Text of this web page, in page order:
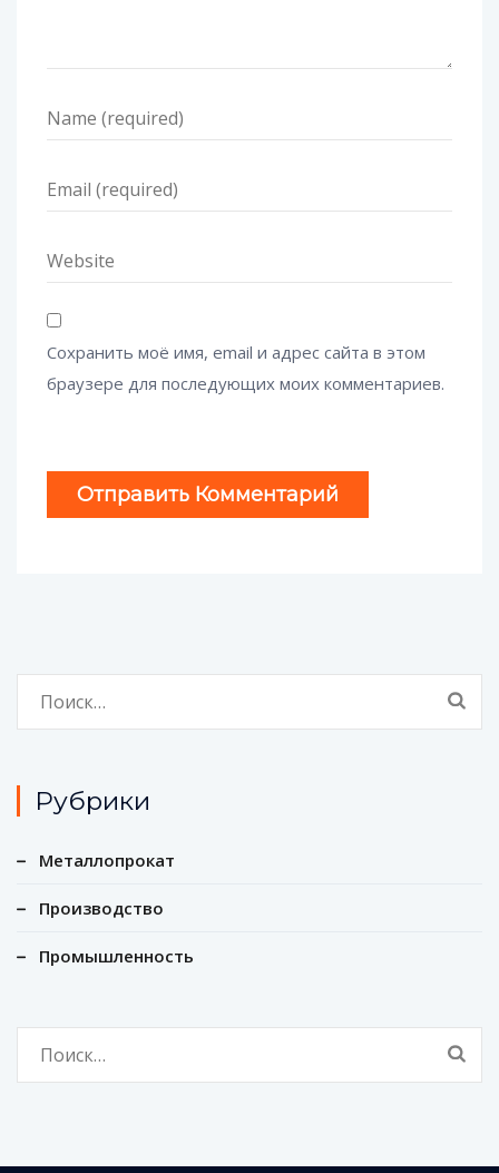
Сохранить моё имя, email и адрес сайта в этом
браузере для последующих моих комментариев.
Рубрики
Металлопрокат
Производство
Промышленность